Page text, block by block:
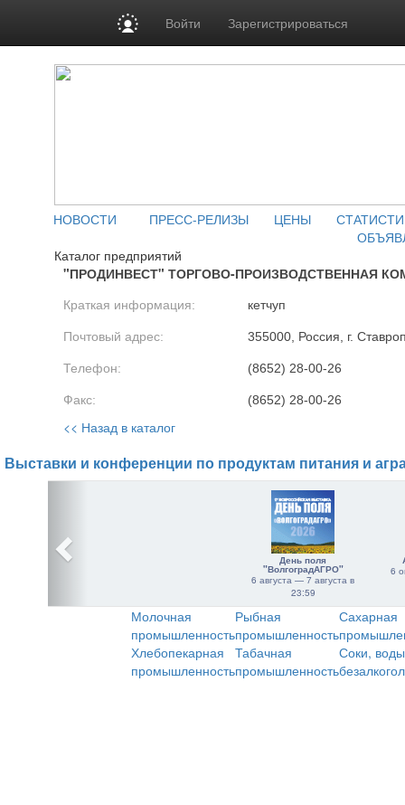
Войти Зарегистрироваться
НОВОСТИ ПРЕСС-РЕЛИЗЫ ЦЕНЫ
Каталог предприятий
"ПРОДИНВЕСТ" ТОРГОВО-ПРОИЗВОДСТВЕННАЯ
Краткая информация: кетчуп
Почтовый адрес: 355000, Россия, г.
Телефон: (8652) 28-00-26
Факс: (8652) 28-00-26
<< Назад в каталог
Выставки и конференции по продуктам питания и
День поля
"ВолгоградАГРО"
6 августа — 7 августа в
23:59
6
Молочная
промышленность
Рыбная
промышленность
Сахарная
Хлебопекарная
промышленность
Табачная
промышленность
Соки,